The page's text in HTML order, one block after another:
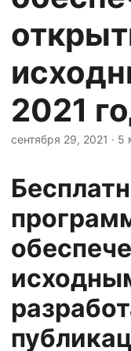
2021
сентября 29, 2021 · 5